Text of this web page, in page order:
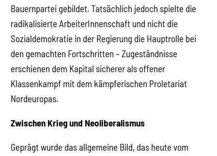
Bauernpartei gebildet. Tatsächlich jedoch spielte die
radikalisierte ArbeiterInnenschaft und nicht die
Sozialdemokratie in der Regierung die Hauptrolle bei
den gemachten Fortschritten – Zugeständnisse
erschienen dem Kapital sicherer als offener
Klassenkampf mit dem kämpferischen Proletariat
Nordeuropas.
Zwischen Krieg und Neoliberalismus
Geprägt wurde das allgemeine Bild, das heute vom